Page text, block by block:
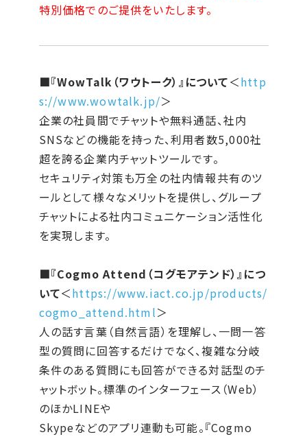
特別価格でのご提供をいたします。
■『WowTalk（ワウトーク）』について＜http
s://www.wowtalk.jp/＞
企業の社員間でチャットや無料通話、社内
SNSなどの機能を持った、利用者数5,000社
超を誇る企業内チャットツールです。
セキュリティ対策も万全の社内情報共有のツ
ールとして様々なメリットを提供し、グループ
チャットによる社内コミュニケーション活性化
を実現します。
■『Cogmo Attend（コグモアテンド）』につ
いて＜https://www.iact.co.jp/products/
cogmo_attend.html＞
人の話す言葉（自然言語）を理解し、一問一答
型の質問に回答するだけでなく、複雑な分岐
条件のある質問にも回答ができる対話型のチ
ャットボット。標準のインターフェース（Web）
のほかLINEや
Skypeなどのアプリ連動も可能。『Cogmo